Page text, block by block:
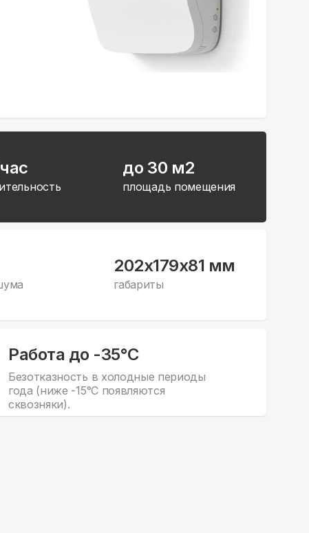
до 30 м2
площадь помещения
202x179x81 мм
габариты
Работа до -35°С
Безотказность в холодные периоды
года (ниже -15°С появляются
сквозняки).